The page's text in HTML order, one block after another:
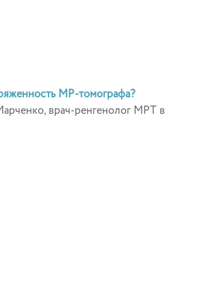
МР-томографа?
врач-ренгенолог МРТ в